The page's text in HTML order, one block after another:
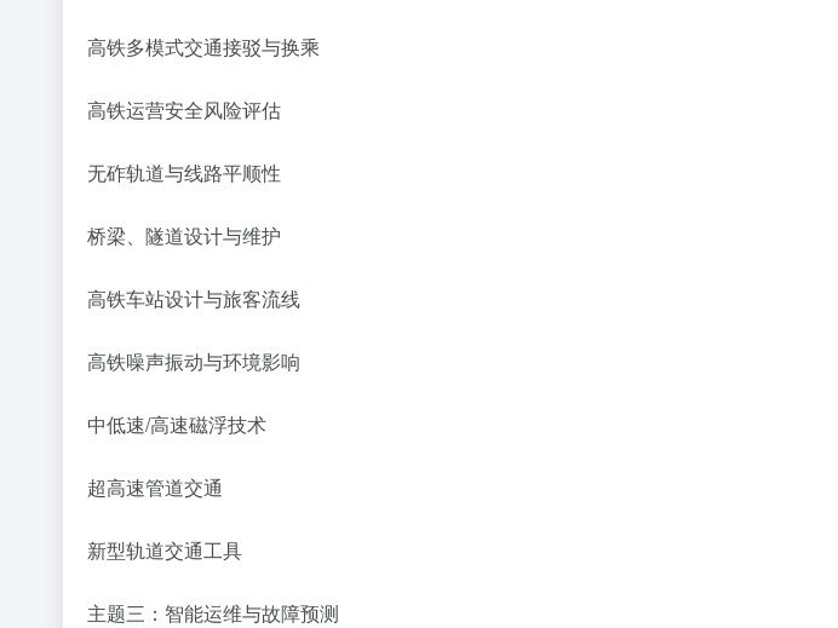
高铁多模式交通接驳与换乘
高铁运营安全风险评估
无砟轨道与线路平顺性
桥梁、隧道设计与维护
高铁车站设计与旅客流线
高铁噪声振动与环境影响
中低速/高速磁浮技术
超高速管道交通
新型轨道交通工具
主题三：智能运维与故障预测